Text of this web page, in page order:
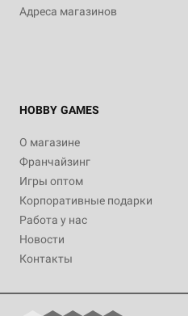
Адреса магазинов
HOBBY GAMES
О магазине
Франчайзинг
Игры оптом
Корпоративные подарки
Работа у нас
Новости
Контакты